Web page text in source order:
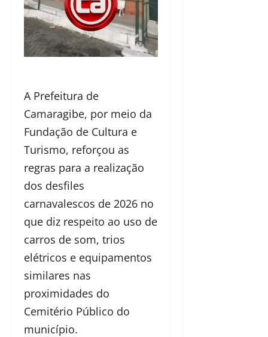
A Prefeitura de
Camaragibe, por meio da
Fundação de Cultura e
Turismo, reforçou as
regras para a realização
dos desfiles
carnavalescos de 2026 no
que diz respeito ao uso de
carros de som, trios
elétricos e equipamentos
similares nas
proximidades do
Cemitério Público do
município.